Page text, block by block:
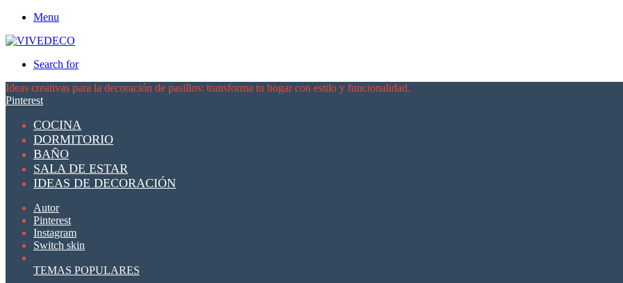
Menu
Search for
Ideas creativas para la decoración de pasillos: transforma tu hogar con estilo y funcionalidad.
Pinterest
COCINA
DORMITORIO
BAÑO
SALA DE ESTAR
IDEAS DE DECORACIÓN
Autor
Pinterest
Instagram
Switch skin
TEMAS POPULARES